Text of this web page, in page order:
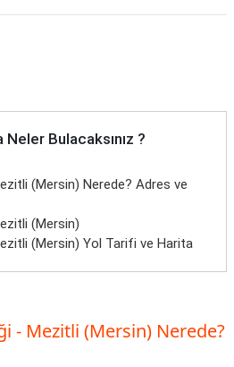
Neler Bulacaksınız ?
(Mersin) Nerede? Adres ve
(Mersin)
(Mersin) Yol Tarifi ve Harita
- Mezitli (Mersin) Nerede?